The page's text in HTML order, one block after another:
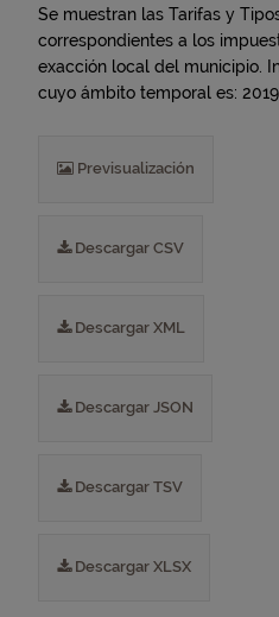
Se muestran las Tarifas y
correspondientes a los
exacción local del municipio.
cuyo ámbito temporal es: 2019
Previsualización
Descargar CSV
Descargar XML
Descargar JSON
Descargar TSV
Descargar XLSX